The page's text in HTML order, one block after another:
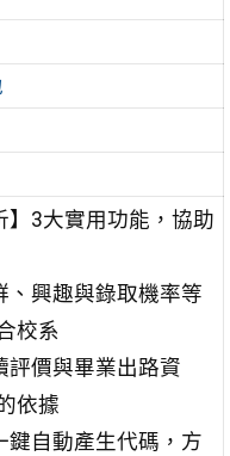
】3大實用功能，協助
、興趣與錄取機率等
校系
評價與畢業出路資
依據
鍵自動產生代碼，方